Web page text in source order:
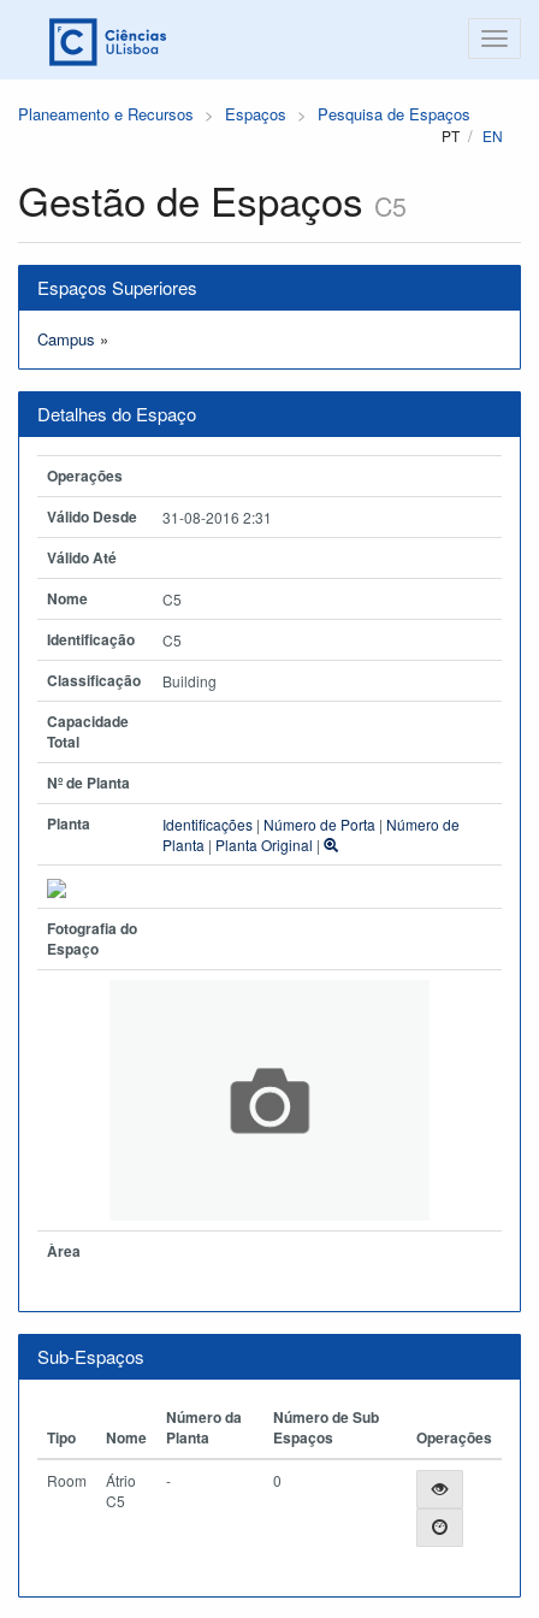
Planeamento e Recursos Espaços Pesquisa de Espaços
PT EN
Gestão de Espaços C5
Espaços Superiores
Campus »
Detalhes do Espaço
Operações
Válido Desde
31-08-2016 2:31
Válido Até
Nome
C5
Identificação C5
Classificação Building
Capacidade
Total
Nº de Planta
Planta
Identificações | Número de Porta | Número de
Planta | Planta Original |
Fotografia do
Espaço
Àrea
Sub-Espaços
Tipo Nome
Número da
Planta
Número de Sub
Espaços
Operações
Room
Átrio
C5
- 0